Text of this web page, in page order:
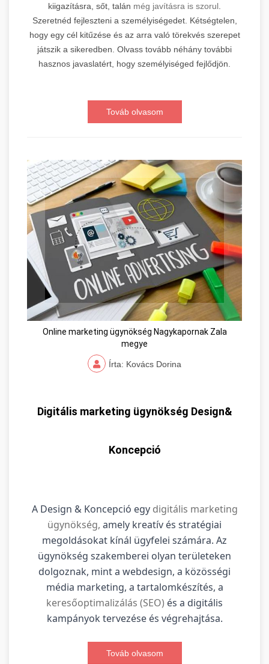
kiigazításra, sőt, talán még javításra is szorul
Szeretnéd fejleszteni a személyiségedet. Kétségtelen,
hogy egy cél kitűzése és az arra való törekvés szerepet
játszik a sikeredben. Olvass tovább néhány további
hasznos javaslatért, hogy személyiséged fejlődjön.
Továb olvasom
Online marketing ügynökség Nagykapornak Zala
megye
Írta: Kovács Dorina
Digitális marketing ügynökség Design&
Koncepció
A Design & Koncepció egy digitális marketing
ügynökség, amely kreatív és stratégiai
megoldásokat kínál ügyfelei számára. Az
ügynökség szakemberei olyan területeken
dolgoznak, mint a webdesign, a közösségi
média marketing, a tartalomkészítés, a
keresőoptimalizálás (SEO) és a digitális
kampányok tervezése és végrehajtása.
Továb olvasom